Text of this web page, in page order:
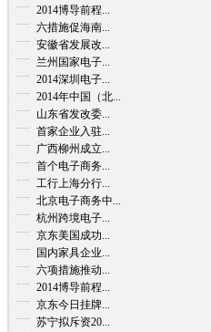
2014博导前程...
六措施促海南...
安徽省发展改...
兰州国家电子...
2014深圳电子...
2014年中国（北...
山东省发改委...
首家企业入驻...
广西柳州成立...
首个电子商务...
工行上海分行...
北京电子商务中...
杭州跨境电子...
京东美国成功...
国内家具企业...
六项措施推动...
2014博导前程...
京东今日挂牌...
苏宁拟斥资20...